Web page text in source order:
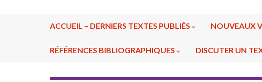
ACCUEIL – DERNIERS TEXTES PUBLIÉS NOUVEAUX
RÉFÉRENCES BIBLIOGRAPHIQUES DISCUTER UN